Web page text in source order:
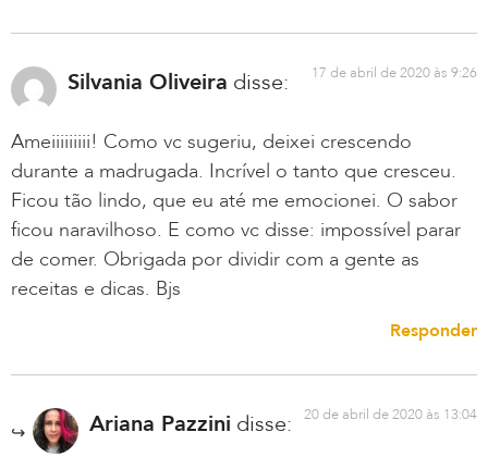
Silvania Oliveira disse: 17 de abril de 2020 às 9:26
Ameiiiiiiiii! Como vc sugeriu, deixei crescendo
durante a madrugada. Incrível o tanto que cresceu.
Ficou tão lindo, que eu até me emocionei. O sabor
ficou naravilhoso. E como vc disse: impossível parar
de comer. Obrigada por dividir com a gente as
receitas e dicas. Bjs
Responder
Ariana Pazzini disse: 20 de abril de 2020 às 13:04